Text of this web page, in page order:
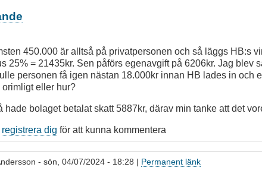
450.000 är alltså på privatpersonen och så läggs HB:s
25% = 21435kr. Sen påförs egenavgift på 6206kr. Jag blev
personen få igen nästan 18.000kr innan HB lades in och
orimligt eller hur?
hade bolaget betalat skatt 5887kr, därav min tanke att det
registrera dig för att kunna kommentera
- sön, 04/07/2024 - 18:28 | Permanent länk